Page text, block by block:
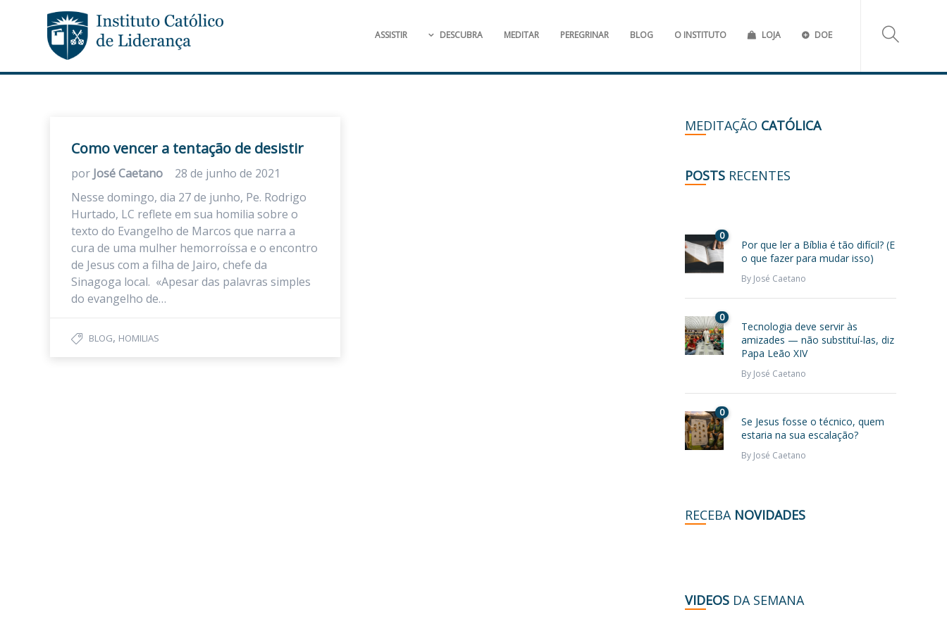
ASSISTIR DESCUBRA MEDITAR PEREGRINAR BLOG O INSTITUTO LOJA DOE
Como vencer a tentação de desistir
por José Caetano
28 de junho de 2021
Nesse domingo, dia 27 de junho, Pe. Rodrigo
Hurtado, LC reflete em sua homilia sobre o
texto do Evangelho de Marcos que narra a
cura de uma mulher hemorroíssa e o encontro
de Jesus com a filha de Jairo, chefe da
Sinagoga local. «Apesar das palavras simples
do evangelho de…
BLOG, HOMILIAS
MEDITAÇÃO CATÓLICA
POSTS RECENTES
0
Por que ler a Bíblia é tão difícil? (E
o que fazer para mudar isso)
By José Caetano
0
Tecnologia deve servir às
amizades — não substituí-las, diz
Papa Leão XIV
By José Caetano
0
Se Jesus fosse o técnico, quem
estaria na sua escalação?
By José Caetano
RECEBA NOVIDADES
VIDEOS DA SEMANA